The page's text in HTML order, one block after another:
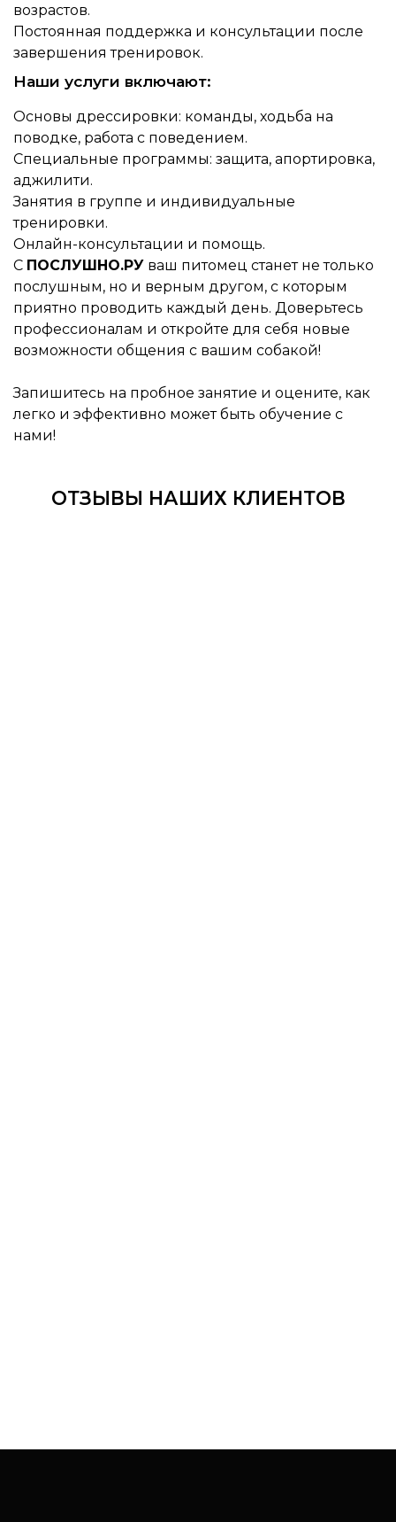
возрастов.
Постоянная поддержка и консультации после
завершения тренировок.
Наши услуги включают:
Основы дрессировки: команды, ходьба на
поводке, работа с поведением.
Специальные программы: защита, апортировка,
аджилити.
Занятия в группе и индивидуальные
тренировки.
Онлайн-консультации и помощь.
С ПОСЛУШНО.РУ ваш питомец станет не только
послушным, но и верным другом, с которым
приятно проводить каждый день. Доверьтесь
профессионалам и откройте для себя новые
возможности общения с вашим собакой!
Запишитесь на пробное занятие и оцените, как
легко и эффективно может быть обучение с
нами!
ОТЗЫВЫ НАШИХ КЛИЕНТОВ